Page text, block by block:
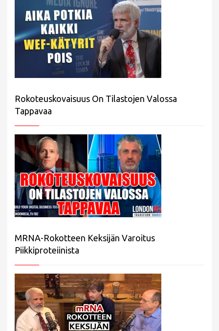
Rokoteuskovaisuus On Tilastojen Valossa
Tappavaa
MRNA-Rokotteen Keksijän Varoitus
Piikkiproteiinista